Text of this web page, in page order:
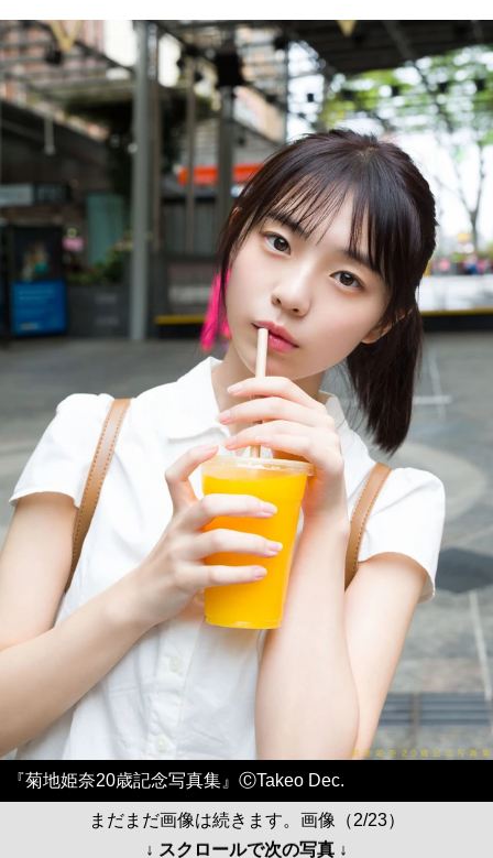
『菊地姫奈20歳記念写真集』ⒸTakeo Dec.
まだまだ画像は続きます。画像（2/23）
↓ スクロールで次の写真 ↓